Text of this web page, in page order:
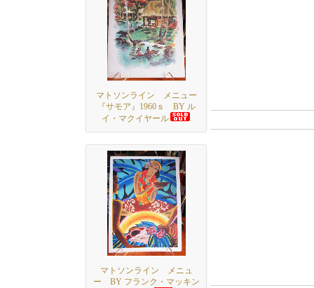
マトソンライン メニュー
『サモア』1960ｓ BY ル
イ・マクイヤール
マトソンライン メニュ
ー BY フランク・マッキン